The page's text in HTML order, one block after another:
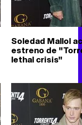
Soledad Mallol
estreno de
lethal crisis"